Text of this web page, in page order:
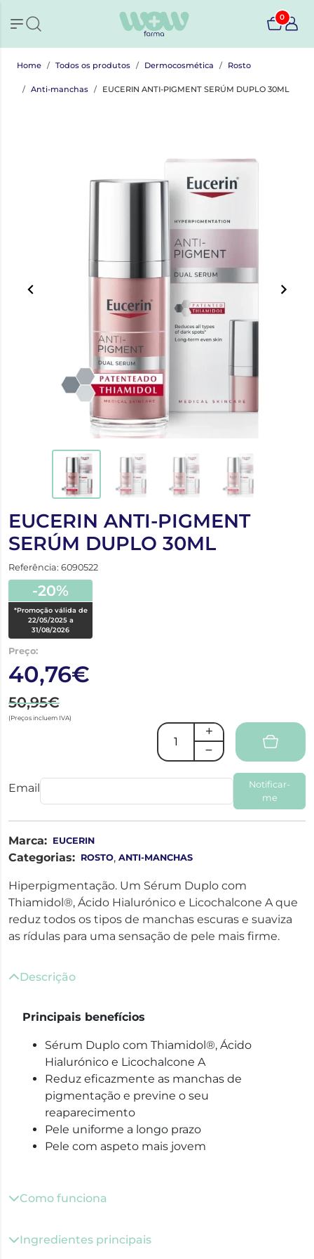
0
Home Todos os produtos Dermocosmética Rosto
Anti-manchas EUCERIN ANTI-PIGMENT SERÚM DUPLO 30ML
EUCERIN ANTI-PIGMENT
SERÚM DUPLO 30ML
Referência: 6090522
-20%
*Promoção válida de
22/05/2025 a
31/08/2026
Preço:
40,76€
50,95€
(Preços incluem IVA)
Email
Notificar-
me
Marca: EUCERIN
Categorias: ROSTO, ANTI-MANCHAS
Hiperpigmentação. Um Sérum Duplo com
Thiamidol®, Ácido Hialurónico e Licochalcone A que
reduz todos os tipos de manchas escuras e suaviza
as rídulas para uma sensação de pele mais firme.
Descrição
Principais benefícios
Sérum Duplo com Thiamidol®, Ácido
Hialurónico e Licochalcone A
Reduz eficazmente as manchas de
pigmentação e previne o seu
reaparecimento
Pele uniforme a longo prazo
Pele com aspeto mais jovem
Como funciona
Ingredientes principais